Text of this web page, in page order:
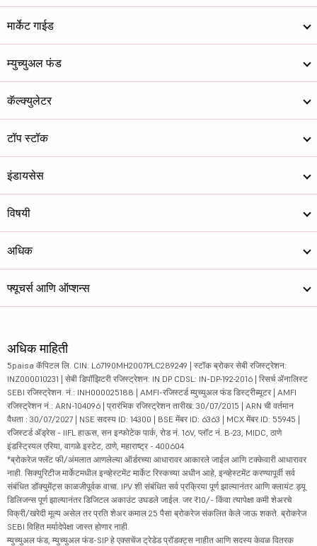
मार्केट गाईड
म्युच्युअल फंड
कॅल्क्युलेटर
टॉप स्टॉक
इंडायसेस
विषयी
अधिक
फ्यूचर्स आणि ऑप्शन्स
अधिक माहिती
5paisa कॅपिटल लि. CIN: L67190MH2007PLC289249 | स्टॉक ब्रोकर सेबी रजिस्ट्रेशन:
INZ000010231 | सेबी डिपॉझिटरी रजिस्ट्रेशन: IN DP CDSL: IN-DP-192-2016 | रिसर्च ॲनालिस्ट
SEBI रजिस्ट्रेशन. नं.: INH000025188 | AMFI-रजिस्टर्ड म्युच्युअल फंड डिस्ट्रीब्यूटर | AMFI
रजिस्ट्रेशन नं.: ARN-104096 | प्रारंभिक रजिस्ट्रेशन तारीख: 30/07/2015 | ARN ची वर्तमान
वैधता : 30/07/2027 | NSE सदस्य ID: 14300 | BSE मेंबर ID: 6363 | MCX मेंबर ID: 55945 |
रजिस्टर्ड ॲड्रेस - IIFL हाऊस, सन इन्फोटेक पार्क, रोड नं. 16V, प्लॉट नं. B-23, MIDC, ठाणे
इंडस्ट्रियल एरिया, वागळे इस्टेट, ठाणे, महाराष्ट्र - 400604
*ब्रोकरेज फ्लॅट फी/अंमलात आणलेल्या ऑर्डरच्या आधारावर आकारले जाईल आणि टक्केवारी आधारावर
नाही. सिक्युरिटीज मार्केटमधील इन्व्हेस्टमेंट मार्केट रिस्कच्या अधीन आहे, इन्व्हेस्टमेंट करण्यापूर्वी सर्व
संबंधित डॉक्युमेंट्स काळजीपूर्वक वाचा. IPV शी संबंधित सर्व प्रक्रिया पूर्ण झाल्यानंतर आणि क्लायंट ड्यू
डिलिजन्स पूर्ण झाल्यानंतर डिजिटल अकाउंट उघडले जाईल. जर ₹10/- किंवा त्यापेक्षा कमी शेअरचे
विक्री/खरेदी मूल्य असेल तर प्रति शेअर कमाल 25 पैसा ब्रोकरेज संकलित केले जाऊ शकते. ब्रोकरेज
SEBI विहित मर्यादेपेक्षा जास्त होणार नाही.
म्युच्युअल फंड, म्युच्युअल फंड-SIP हे एक्सचेंज ट्रेडेड प्रॉडक्ट्स नाहीत आणि सदस्य केवळ वितरक